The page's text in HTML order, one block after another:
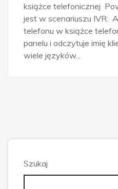
książce telefonicznej
jest w scenariuszu IVR:
telefonu w książce
panelu i odczytuje imię
wiele języków...
Szukaj